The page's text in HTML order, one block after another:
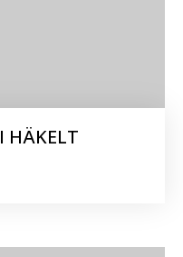
HÄKELT